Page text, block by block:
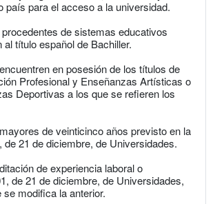
para el acceso a la universidad.
de sistemas educativos
título español de Bachiller.
en posesión de los títulos de
Profesional y Enseñanzas Artísticas o
Deportivas a los que se refieren los
de veinticinco años previsto en la
21 de diciembre, de Universidades.
de experiencia laboral o
de 21 de diciembre, de Universidades,
modifica la anterior.